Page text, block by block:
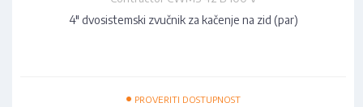
4" dvosistemski zvučnik za kačenje na zid (par)
• PROVERITI DOSTUPNOST